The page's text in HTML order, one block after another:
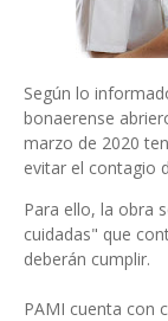
Según lo
bonaerense
marzo de 2020
evitar el contagio
Para ello, la obra
cuidadas" que
deberán cumplir.
PAMI cuenta con